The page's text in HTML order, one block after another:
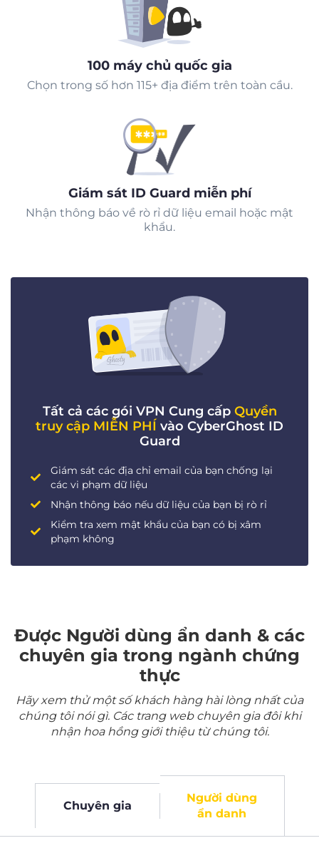
100 máy chủ quốc gia
Chọn trong số hơn 115+ địa điểm trên toàn cầu.
Giám sát ID Guard miễn phí
Nhận thông báo về rò rỉ dữ liệu email hoặc mật
khẩu.
Tất cả các gói VPN Cung cấp Quyền
truy cập MIỄN PHÍ vào CyberGhost ID
Guard
Giám sát các địa chỉ email của bạn chống lại
các vi phạm dữ liệu
Nhận thông báo nếu dữ liệu của bạn bị rò rỉ
Kiểm tra xem mật khẩu của bạn có bị xâm
phạm không
Được Người dùng ẩn danh & các
chuyên gia trong ngành chứng
thực
Hãy xem thử một số khách hàng hài lòng nhất của
chúng tôi nói gì. Các trang web chuyên gia đôi khi
nhận hoa hồng giới thiệu từ chúng tôi.
Chuyên gia
Người dùng
ẩn danh